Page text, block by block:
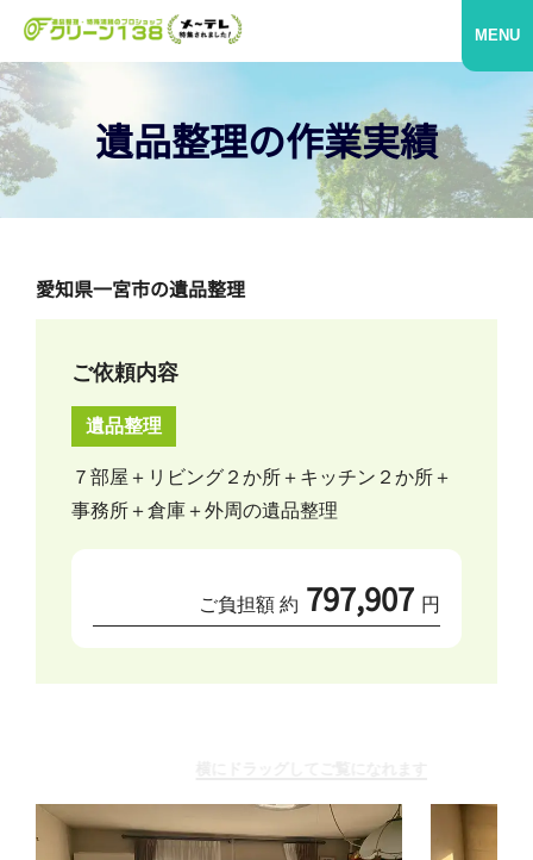
MENU
遺品整理の作業実績
愛知県一宮市の遺品整理
ご依頼内容
遺品整理
７部屋＋リビング２か所＋キッチン２か所＋
事務所＋倉庫＋外周の遺品整理
ご負担額 約 797,907 円